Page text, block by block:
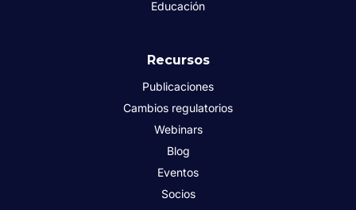
Educación
Recursos
Publicaciones
Cambios regulatorios
Webinars
Blog
Eventos
Socios